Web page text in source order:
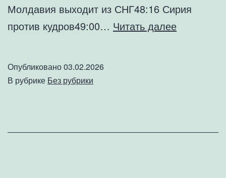
Молдавия выходит из СНГ48:16 Сирия
против кудров49:00… Читать далееСАСАВОТ
Опубликовано03.02.2026
В рубрике Без рубрики